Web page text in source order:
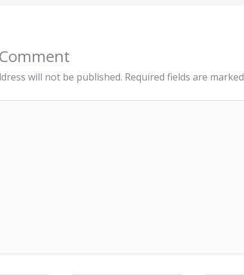
will not be published. Required fields are marked